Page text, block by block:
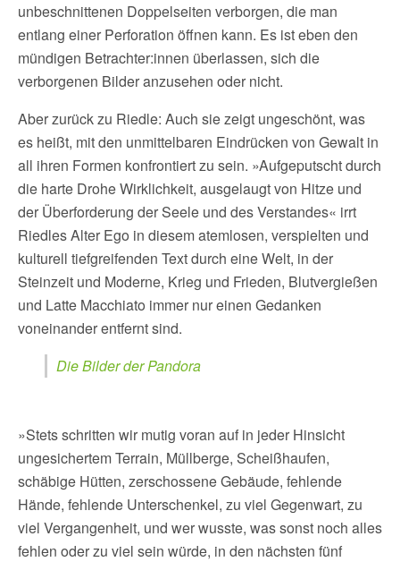
unbeschnittenen Doppelseiten verborgen, die man
entlang einer Perforation öffnen kann. Es ist eben den
mündigen Betrachter:innen überlassen, sich die
verborgenen Bilder anzusehen oder nicht.
Aber zurück zu Riedle: Auch sie zeigt ungeschönt, was
es heißt, mit den unmittelbaren Eindrücken von Gewalt in
all ihren Formen konfrontiert zu sein. »Aufgeputscht durch
die harte Drohe Wirklichkeit, ausgelaugt von Hitze und
der Überforderung der Seele und des Verstandes« irrt
Riedles Alter Ego in diesem atemlosen, verspielten und
kulturell tiefgreifenden Text durch eine Welt, in der
Steinzeit und Moderne, Krieg und Frieden, Blutvergießen
und Latte Macchiato immer nur einen Gedanken
voneinander entfernt sind.
Die Bilder der Pandora
»Stets schritten wir mutig voran auf in jeder Hinsicht
ungesichertem Terrain, Müllberge, Scheißhaufen,
schäbige Hütten, zerschossene Gebäude, fehlende
Hände, fehlende Unterschenkel, zu viel Gegenwart, zu
viel Vergangenheit, und wer wusste, was sonst noch alles
fehlen oder zu viel sein würde, in den nächsten fünf